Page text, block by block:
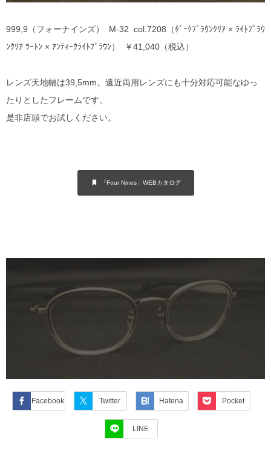
999,9（フォーナインズ） M-32 col.7208（ﾀﾞｰｸﾌﾞﾗｳﾝｸﾘｱ × ﾗｲﾄﾌﾞﾗｳ
ﾝｸﾘｱ ﾂｰﾄﾝ × ｱﾝﾃｨｰｸﾗｲﾄﾌﾞﾗｳﾝ） ￥41,040（税込）
レンズ天地幅は39,5mm。遠近両用レンズにも十分対応可能なゆっ
たりとしたフレームです。
是非店頭でお試しください。
「Four Nines」WEBカタログ
Facebook Twitter Hatena Pocket
LINE